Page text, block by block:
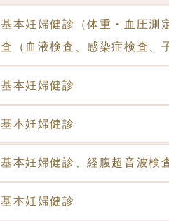
基本妊婦健診（体重・血圧測
査（血液検査、感染症検査、
基本妊婦健診
基本妊婦健診
基本妊婦健診、経腹超音波検
基本妊婦健診